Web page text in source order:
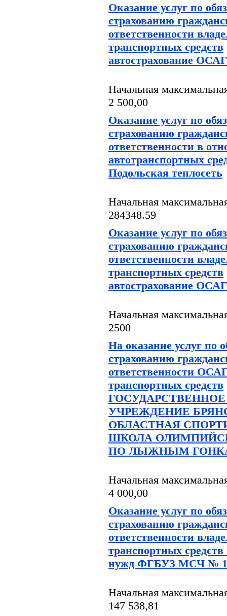
Оказание услуг по
страхованию
ответственности
транспортных средств
автострахование
Начальная
2 500,00
Оказание услуг по
страхованию
ответственности в
автотранспортных
Подольская теплосеть
Начальная
284348.59
Оказание услуг по
страхованию
ответственности
транспортных средств
автострахование
Начальная
2500
На оказание услуг по
страхованию
ответственности
транспортных средств
УЧРЕЖДЕНИЕ
ОБЛАСТНАЯ
ШКОЛА
ПО ЛЫЖНЫМ
Начальная
4 000,00
Оказание услуг по
страхованию
ответственности
транспортных
нужд ФГБУЗ МСЧ №
Начальная
147 538,81